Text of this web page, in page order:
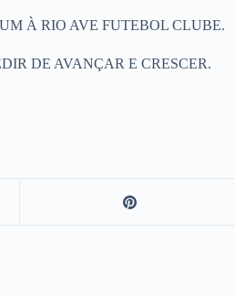
À RIO AVE FUTEBOL CLUBE.
DE AVANÇAR E CRESCER.